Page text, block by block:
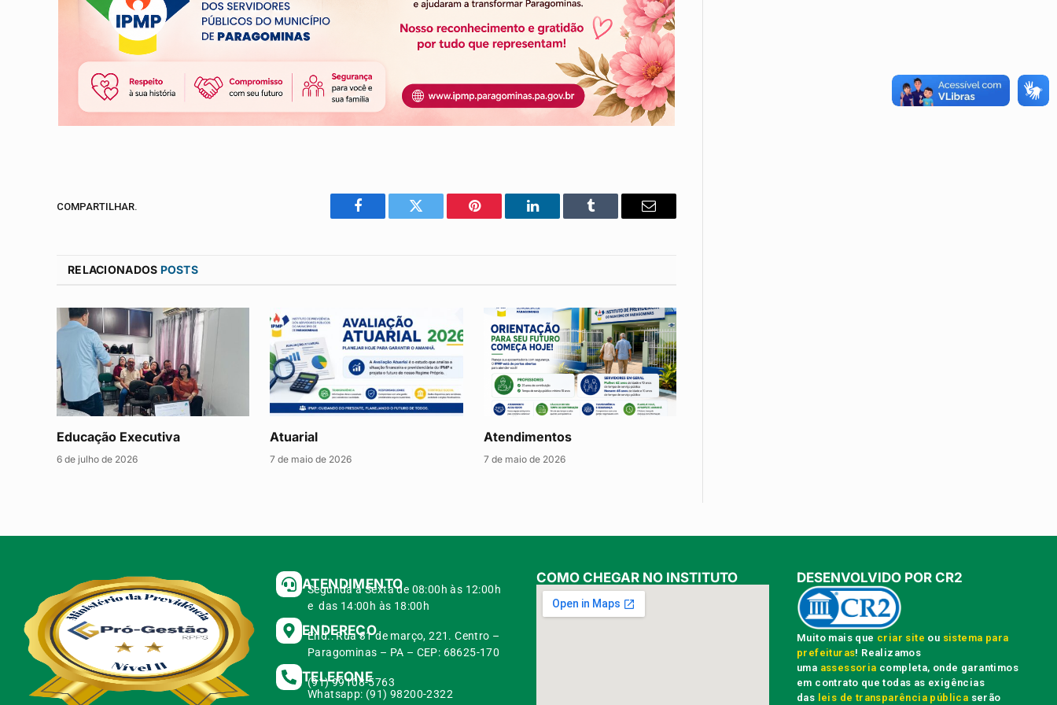
COMPARTILHAR.
Facebook Twitter Pinterest LinkedIn Tumblr
E-
RELACIONADOS POSTS
Educação Executiva
6 de julho de 2026
Atuarial
7 de maio de 2026
Atendimentos
7 de maio de 2026
ATENDIMENTO
Segunda à Sexta de 08:00h às 12:00h
e das 14:00h às 18:00h
ENDEREÇO
End.: Rua 31 de março, 221. Centro –
Paragominas – PA – CEP: 68625-170
TELEFONE
(91) 99108-5763
Whatsapp: (91) 98200-2322
COMO CHEGAR NO INSTITUTO
Muito mais que criar site ou sistema para
prefeituras! Realizamos
uma assessoria completa, onde garantimos
em contrato que todas as exigências
das leis de transparência pública serão
DESENVOLVIDO POR CR2